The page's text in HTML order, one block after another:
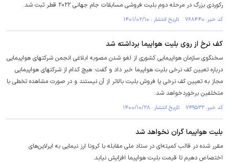
رکوردی بزرگ در مرحله دوم بلیت فروشی مسابقات جام جهانی ۲۰۲۲ قطر ثبت شد.
کد خبر: ۷۶۸۴۴۰ تاریخ انتشار : ۱۴۰۱/۰۲/۱۰
کف نرخ از روی بلیت هواپیما برداشته شد
سخنگوی سازمان هواپیمایی کشوری از لغو شدن مصوبه ابلاغی انجمن شرکتهای هواپیمایی
درباره تعیین کف نرخی بلیت هواپیما خبر داد و گفت: هیچ کدام از شرکتهای هواپیمایی
مجاز به تعیین کف نرخی یا فروش بلیت بالاتر از آن نیستند و در صورت مشاهده تخطی با
متخلفین برخوردخواهد شد.
کد خبر: ۷۴۹۵۳۲ تاریخ انتشار : ۱۴۰۰/۱۰/۲۸
بلیت هواپیما گران نخواهد شد
مقرر شده در قالب کمیته‌ای در ستاد ملی مقابله با کرونا ارز نیمایی به ایرلاین‌های
اختصاص دهیم تا قیمت بلیت هواپیما افزایش نیابد.